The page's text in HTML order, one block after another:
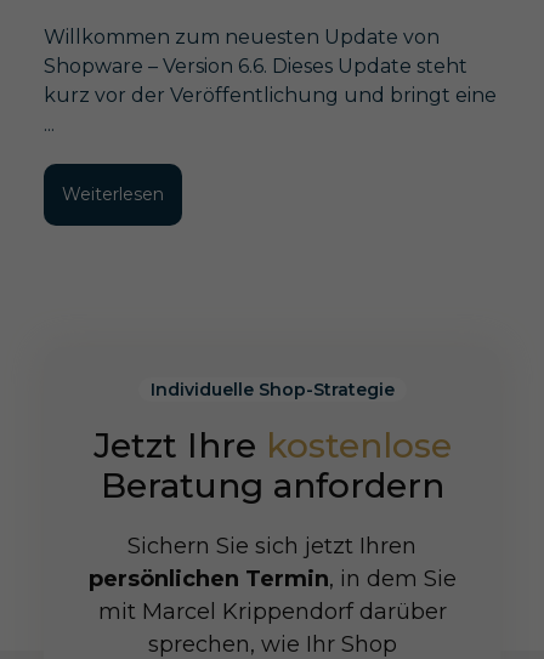
Willkommen zum neuesten Update von
Shopware – Version 6.6. Dieses Update steht
kurz vor der Veröffentlichung und bringt eine
...
Weiterlesen
Individuelle Shop-Strategie
Jetzt Ihre kostenlose
Beratung anfordern
Sichern Sie sich jetzt Ihren
persönlichen Termin, in dem Sie
mit Marcel Krippendorf darüber
sprechen, wie Ihr Shop